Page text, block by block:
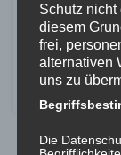
Das leidige
4. März 2018
In "FreeBSD"
Schutz nicht
diesem
frei,
alternativen
uns zu
Die